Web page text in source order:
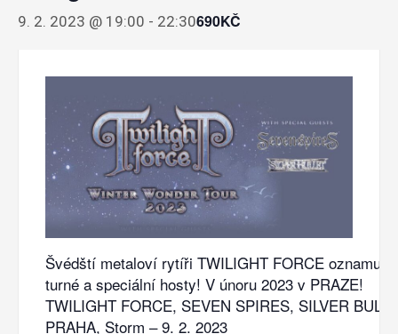
9. 2. 2023 @ 19:00 - 22:30690KČ
Švédští metaloví rytíři TWILIGHT FORCE oznamují
turné a speciální hosty! V únoru 2023 v PRAZE!
TWILIGHT FORCE, SEVEN SPIRES, SILVER
PRAHA, Storm – 9. 2. 2023